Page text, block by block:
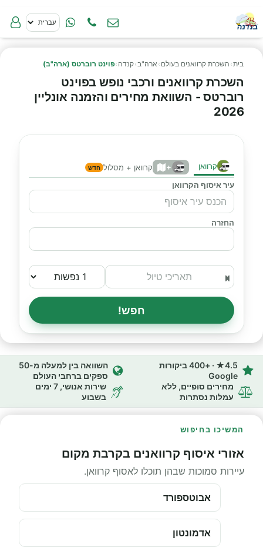
בית› השכרת קרוואנים בעולם › ארה"ב›קנדה ›פוינט רוברטס (ארה"ב)
השכרת קרוואנים ורכבי נופש בפוינט
רוברטס - השוואת מחירים והזמנה אונליין
2026
קרוואן + קרוואן + מסלול חדש
עיר איסוף הקרוואן
החזרה
חפש!
4.5★ · +400 ביקורות
Google
השוואה בין למעלה מ-50
ספקים ברחבי העולם
מחירים סופיים, ללא
עמלות נסתרות
שירות אנושי, 7 ימים
בשבוע
המשיכו בחיפוש
אזורי איסוף קרוואנים בקרבת מקום
עיירות סמוכות שבהן תוכלו לאסוף קרוואן.
אבוטספורד
אדמונטון